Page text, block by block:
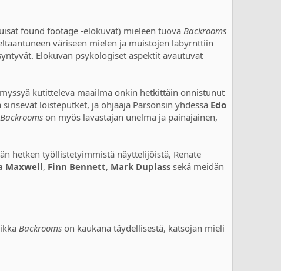
found footage -elokuvat) mieleen tuova Backrooms
väriseen mielen ja muistojen labyrnttiin
Elokuvan psykologiset aspektit avautuvat
kutitteleva maailma onkin hetkittäin onnistunut
loisteputket, ja ohjaaja Parsonsin yhdessä Edo
Backrooms on myös lavastajan unelma ja painajainen,
hetken työllistetyimmistä näyttelijöistä, Renate
Maxwell, Finn Bennett, Mark Duplass sekä meidän
Backrooms on kaukana täydellisestä, katsojan mieli